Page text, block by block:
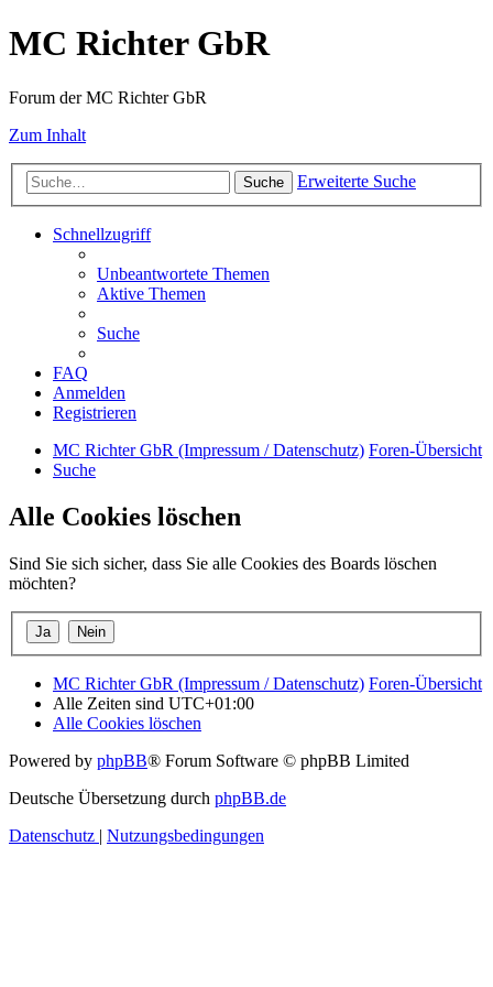
MC Richter GbR
Forum der MC Richter GbR
Zum Inhalt
Suche Erweiterte Suche
Schnellzugriff
Unbeantwortete Themen
Aktive Themen
Suche
FAQ
Anmelden
Registrieren
MC Richter GbR (Impressum / Datenschutz) Foren-Übersicht
Suche
Alle Cookies löschen
Sind Sie sich sicher, dass Sie alle Cookies des Boards löschen
möchten?
MC Richter GbR (Impressum / Datenschutz) Foren-Übersicht
Alle Zeiten sind UTC+01:00
Alle Cookies löschen
Powered by phpBB® Forum Software © phpBB Limited
Deutsche Übersetzung durch phpBB.de
Datenschutz | Nutzungsbedingungen